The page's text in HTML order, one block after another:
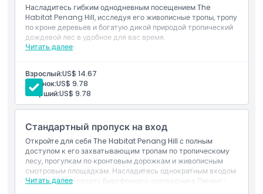
Основные моменты
Включено
Политика в отношении детей и взрослых
Не подходит для
Часы работы
Насладитесь гибким однодневным посещением The
Habitat Penang Hill, исследуя его живописные тропы, тропу
по кроне деревьев и богатую дикой природой тропический
дождевой лес в удобное для вас время.
Читать далее
Что включено
Наслаждайтесь прогулками по дождевому лесу и
видами с крон деревьев до 19:00.
Взрослый:US$ 14.67
Ребенок:US$ 9.78
Старший:US$ 9.78
Стандартный пропуск на вход
Откройте для себя The Habitat Penang Hill с полным
доступом к его захватывающим тропам по тропическому
лесу, прогулкам по кронтовым дорожкам и живописным
смотровым площадкам. Насладитесь однократным входом
в природную красоту Биосферного заповедника Пенанг-
Читать далее